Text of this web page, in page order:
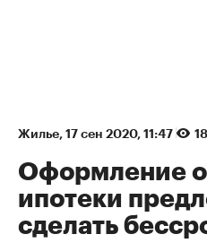
Жилье⁠, 17 сен 2020, 11:47
Оформление
ипотеки
сделать